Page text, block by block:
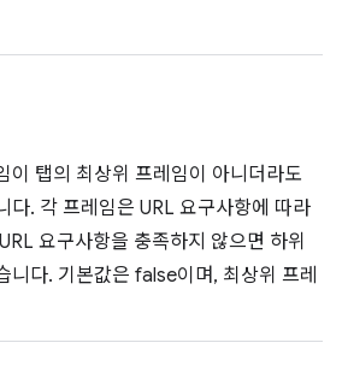
이 탭의 최상위 프레임이 아니더라도
다. 각 프레임은 URL 요구사항에 따라
요구사항을 충족하지 않으면 하위
니다. 기본값은 false이며, 최상위 프레